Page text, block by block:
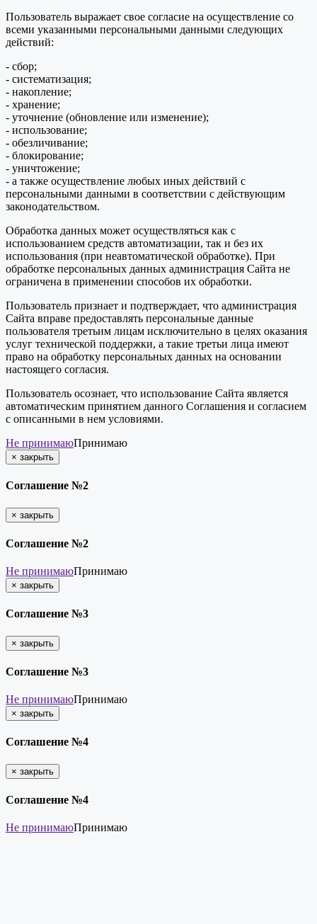
Пользователь выражает свое согласие на осуществление со
всеми указанными персональными данными следующих
действий:
- сбор;
- систематизация;
- накопление;
- хранение;
- уточнение (обновление или изменение);
- использование;
- обезличивание;
- блокирование;
- уничтожение;
- а также осуществление любых иных действий с
персональными данными в соответствии с действующим
законодательством.
Обработка данных может осуществляться как с
использованием средств автоматизации, так и без их
использования (при неавтоматической обработке). При
обработке персональных данных администрация Сайта не
ограничена в применении способов их обработки.
Пользователь признает и подтверждает, что администрация
Сайта вправе предоставлять персональные данные
пользователя третьим лицам исключительно в целях оказания
услуг технической поддержки, а такие третьи лица имеют
право на обработку персональных данных на основании
настоящего согласия.
Пользователь осознает, что использование Сайта является
автоматическим принятием данного Соглашения и согласием
с описанными в нем условиями.
Не принимаюПринимаю
× закрыть
Соглашение №2
× закрыть
Соглашение №2
Не принимаюПринимаю
× закрыть
Соглашение №3
× закрыть
Соглашение №3
Не принимаюПринимаю
× закрыть
Соглашение №4
× закрыть
Соглашение №4
Не принимаюПринимаю